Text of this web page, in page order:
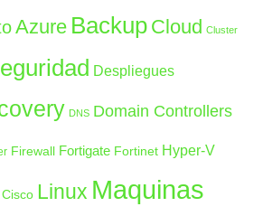
Azure Backup Cloud Cluster
Despliegues
DNS Domain Controllers
Firewall Fortigate Fortinet Hyper-V
Linux Maquinas